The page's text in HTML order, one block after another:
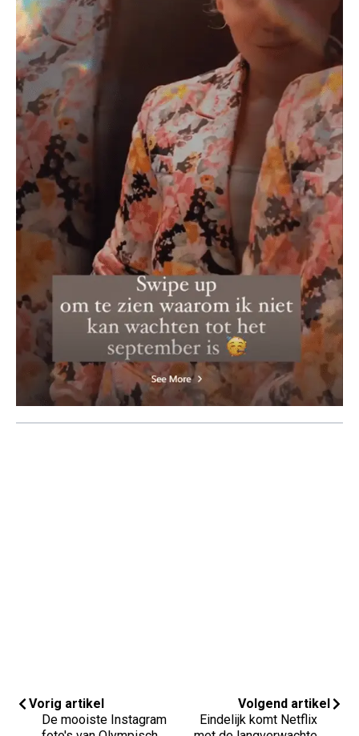
Vorig artikel
De mooiste Instagram
Volgend artikel
Eindelijk komt Netflix